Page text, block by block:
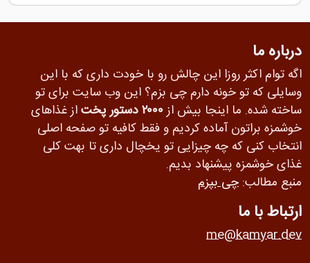
درباره ما
اگه توام اکثر روزا این چالش رو با خودت داری که با این
وسایلی که تو خونه دارم چی بزم؟ این وب سایت برای تو
ساخته شده. ما اینجا بیش از۲۰۰۰ دستور پخت
از غذاهای
خوشمزه براتون آماده کردیم و فقط کافیه تو صفحه اصلی
انتخاب کنی که چه چیزایی تو یخچال داری تا بهت کلی
غذای خوشمزه پیشنهاد بدیم.
منبع مطالب: چی بپزم
ارتباط با ما
me@kamyar.dev